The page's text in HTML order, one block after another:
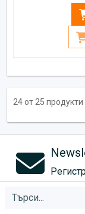
24 от 25 продукти